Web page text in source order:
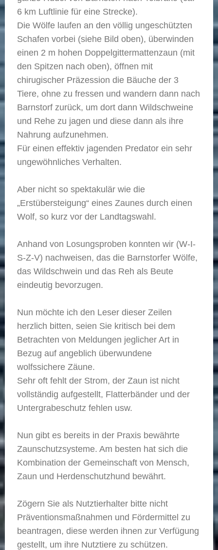
6 km Luftlinie für eine Strecke).
Die Wölfe laufen an den völlig ungeschützten
Schafen vorbei (siehe Bild oben), überwinden
einen 2 m hohen Doppelgittermattenzaun (mit
den Spitzen nach oben), öffnen mit
chirugischer Präzession die Bäuche der 3
Tiere, ohne zu fressen und wandern dann nach
Barnstorf zurück, um dort dann Wildschweine
und Rehe zu jagen und diese dann als ihre
Nahrung aufzunehmen.
Für einen effektiv jagenden Predator ein sehr
ungewöhnliches Verhalten.
Aber nicht so spektakulär wie die
„Erstübersteigung“ eines Zaunes durch einen
Wolf, so kurz vor der Landtagswahl.
Anhand von Losungsproben konnten wir (W-I-
S-Z-V) nachweisen, das die Barnstorfer Wölfe,
das Wildschwein und das Reh als Beute
eindeutig bevorzugen.
Nun möchte ich den Leser dieser Zeilen
herzlich bitten, seien Sie kritisch bei dem
Betrachten von Meldungen jeglicher Art in
Bezug auf angeblich überwundene
wolfssichere Zäune.
Sehr oft fehlt der Strom, der Zaun ist nicht
vollständig aufgestellt, Flatterbänder und der
Untergrabeschutz fehlen usw.
Nun gibt es bereits in der Praxis bewährte
Zaunschutzsysteme. Am besten hat sich die
Kombination der Gemeinschaft von Mensch,
Zaun und Herdenschutzhund bewährt.
Zögern Sie als Nutztierhalter bitte nicht
Präventionsmaßnahmen und Fördermittel zu
beantragen, diese werden ihnen zur Verfügung
gestellt, um ihre Nutztiere zu schützen.